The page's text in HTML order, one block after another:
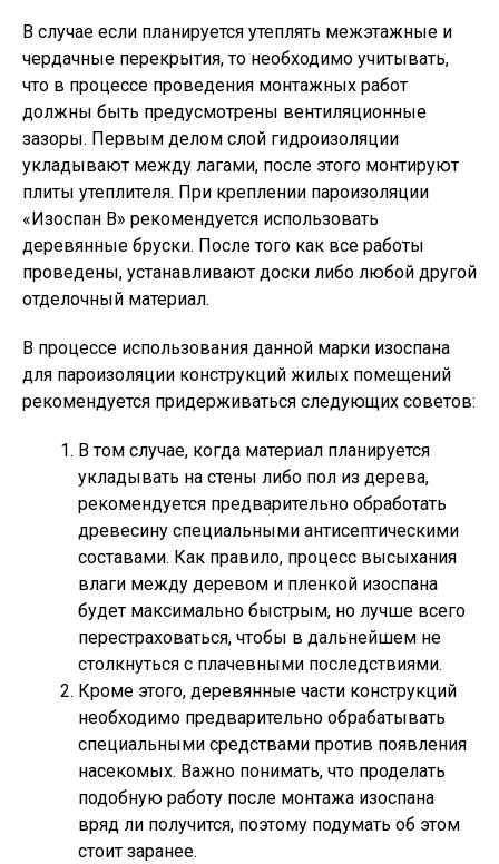
В случае если планируется утеплять межэтажные и
чердачные перекрытия, то необходимо учитывать,
что в процессе проведения монтажных работ
должны быть предусмотрены вентиляционные
зазоры. Первым делом слой гидроизоляции
укладывают между лагами, после этого монтируют
плиты утеплителя. При креплении пароизоляции
«Изоспан В» рекомендуется использовать
деревянные бруски. После того как все работы
проведены, устанавливают доски либо любой другой
отделочный материал.
В процессе использования данной марки изоспана
для пароизоляции конструкций жилых помещений
рекомендуется придерживаться следующих советов:
В том случае, когда материал планируется
укладывать на стены либо пол из дерева,
рекомендуется предварительно обработать
древесину специальными антисептическими
составами. Как правило, процесс высыхания
влаги между деревом и пленкой изоспана
будет максимально быстрым, но лучше всего
перестраховаться, чтобы в дальнейшем не
столкнуться с плачевными последствиями.
Кроме этого, деревянные части конструкций
необходимо предварительно обрабатывать
специальными средствами против появления
насекомых. Важно понимать, что проделать
подобную работу после монтажа изоспана
вряд ли получится, поэтому подумать об этом
стоит заранее.